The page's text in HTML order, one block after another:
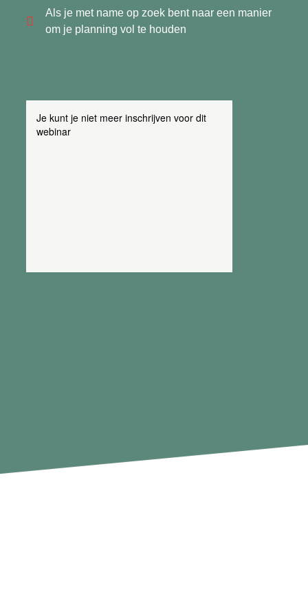
Als je met name op zoek bent naar een manier
om je planning vol te houden